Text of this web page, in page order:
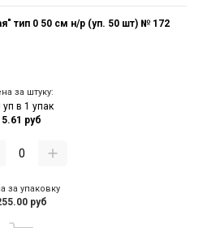
тип 0 50 см н/р (уп. 50 шт) № 172
за штуку:
уп в 1 упак
5.61 руб
за упаковку
руб